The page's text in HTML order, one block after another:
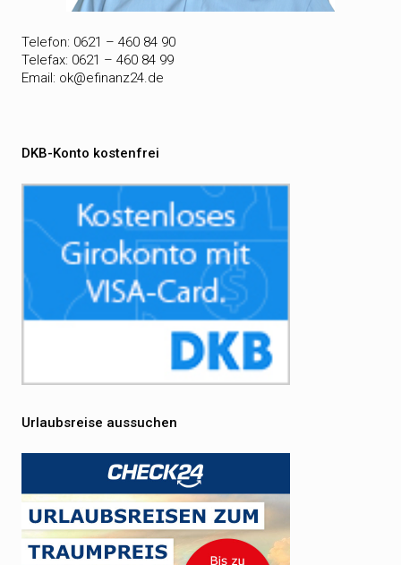
Telefon: 0621 – 460 84 90
Telefax: 0621 – 460 84 99
Email: ok@efinanz24.de
DKB-Konto kostenfrei
Urlaubsreise aussuchen